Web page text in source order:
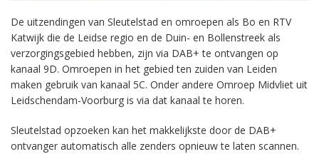
De uitzendingen van Sleutelstad en omroepen als Bo en RTV
Katwijk die de Leidse regio en de Duin- en Bollenstreek als
verzorgingsgebied hebben, zijn via DAB+ te ontvangen op
kanaal 9D. Omroepen in het gebied ten zuiden van Leiden
maken gebruik van kanaal 5C. Onder andere Omroep Midvliet uit
Leidschendam-Voorburg is via dat kanaal te horen.
Sleutelstad opzoeken kan het makkelijkste door de DAB+
ontvanger automatisch alle zenders opnieuw te laten scannen.